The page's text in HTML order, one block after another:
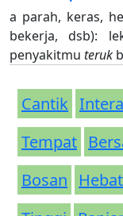
a parah, keras,
bekerja, dsb):
penyakitmu teruk
Cantik
Tempat
Bosan
Hebat